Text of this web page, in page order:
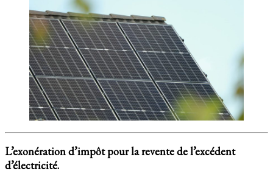
L’exonération d’impôt pour la revente de l’excédent
d’électricité.